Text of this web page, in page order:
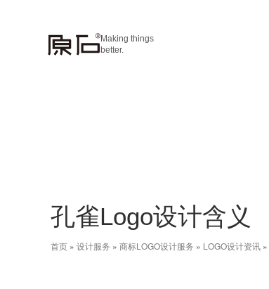
Making things
better.
孔雀Logo设计含义
首页 » 设计服务 » 商标LOGO设计服务 » LOGO设计资讯 »